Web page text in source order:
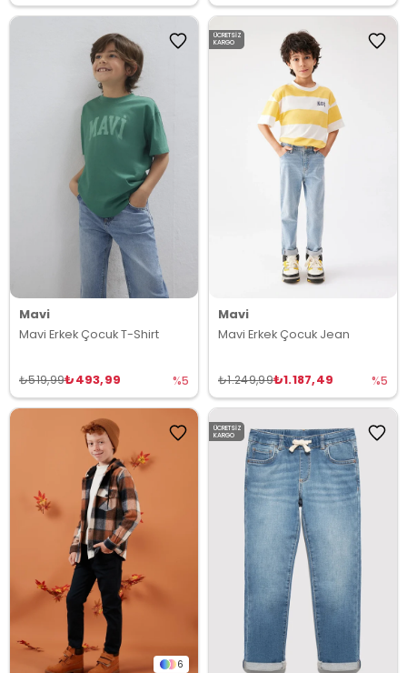
Mavi
Mavi Erkek Çocuk T-Shirt
₺493,99
₺519,99 %5
Mavi
Mavi Erkek Çocuk Jean
₺1.187,49
₺1.249,99 %5
ÜCRETSIZ
KARGO
6
ÜCRETSIZ
KARGO